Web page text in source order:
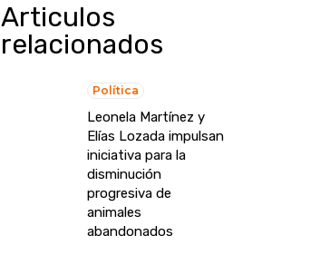
Articulos
relacionados
Política
Leonela Martínez y
Elías Lozada impulsan
iniciativa para la
disminución
progresiva de
animales
abandonados